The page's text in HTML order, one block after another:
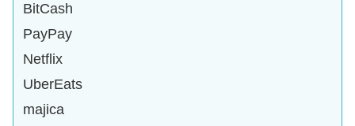
BitCash
PayPay
Netflix
UberEats
majica